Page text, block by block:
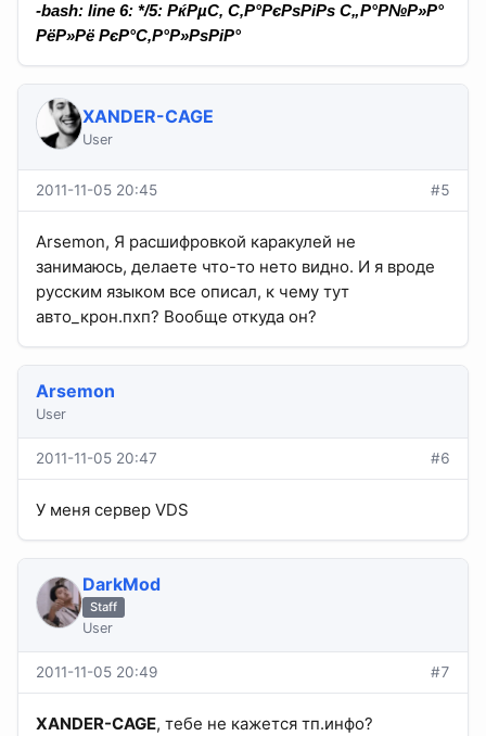
-bash: line 6: */5: РќРµС‚ С‚Р°РєРѕРіРѕ С„Р°Р№Р»Р°
РёР»Рё РєР°С‚Р°Р»РѕРіР°
XANDER-CAGE
User
2011-11-05 20:45 #5
Arsemon, Я расшифровкой каракулей не
занимаюсь, делаете что-то нето видно. И я вроде
русским языком все описал, к чему тут
авто_крон.пхп? Вообще откуда он?
Arsemon
User
2011-11-05 20:47 #6
У меня сервер VDS
DarkMod
Staff
User
2011-11-05 20:49 #7
XANDER-CAGE, тебе не кажется тп.инфо?